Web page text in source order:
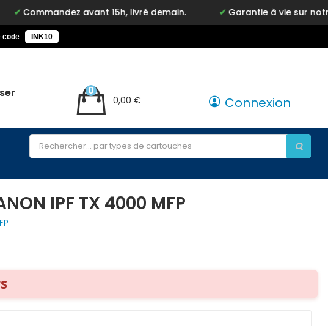
avant 15h, livré demain. Garantie à vie sur notre
code INK10
0,00 €
0
Connexion
IPF TX 4000 MFP